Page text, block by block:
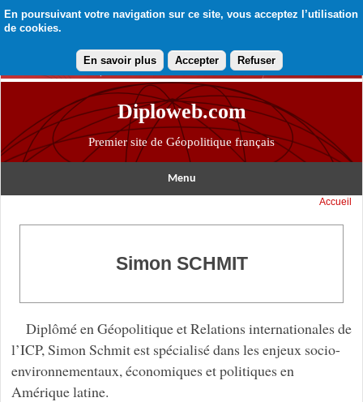
En poursuivant votre navigation sur ce site, vous acceptez l’utilisation
de cookies.
En savoir plus Accepter Refuser
Diploweb.com
Premier site de Géopolitique français
Menu
Accueil
Simon SCHMIT
Diplômé en Géopolitique et Relations internationales de
l’ICP, Simon Schmit est spécialisé dans les enjeux socio-
environnementaux, économiques et politiques en
Amérique latine.